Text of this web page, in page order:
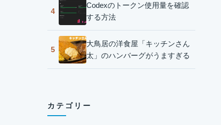
4
Codexのトークン使用量を確認
する方法
5
大鳥居の洋食屋「キッチンさん
太」のハンバーグがうますぎる
カテゴリー